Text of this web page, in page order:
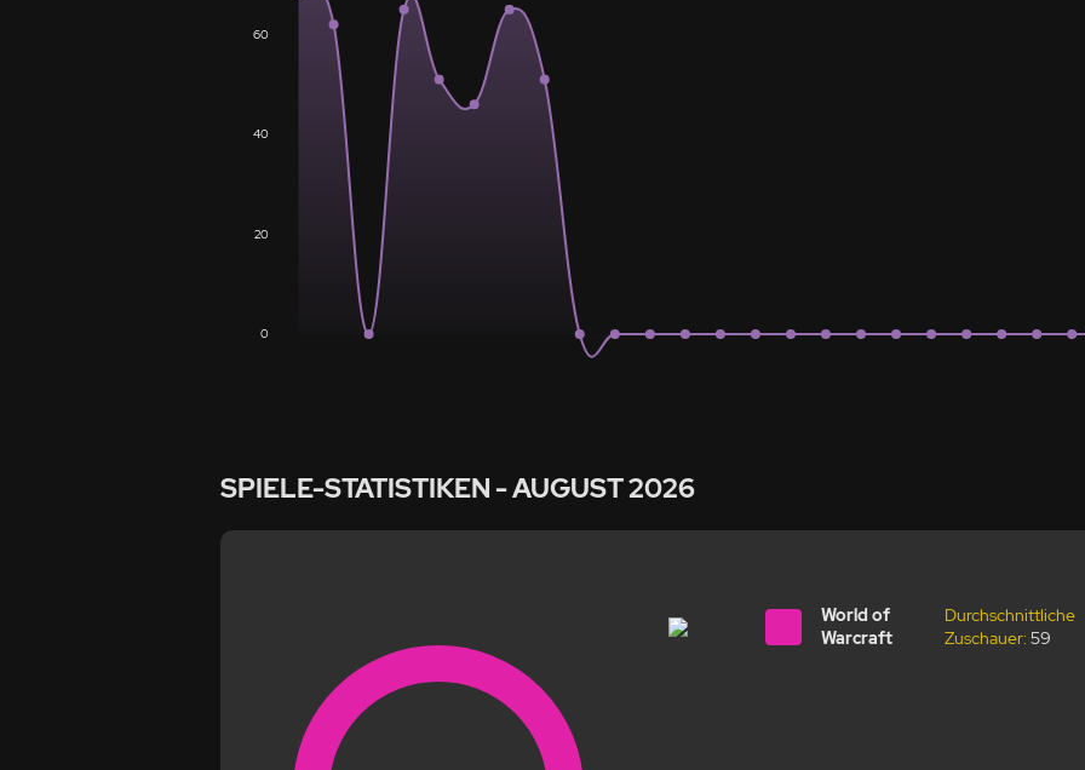
0
20
40
60
SPIELE-STATISTIKEN - AUGUST 2026
World of
Warcraft
Durchschnittliche
Zuschauer: 59